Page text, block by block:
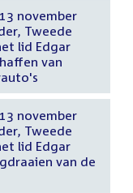
november
Tweede
lid Edgar
van
november
Tweede
lid Edgar
van de